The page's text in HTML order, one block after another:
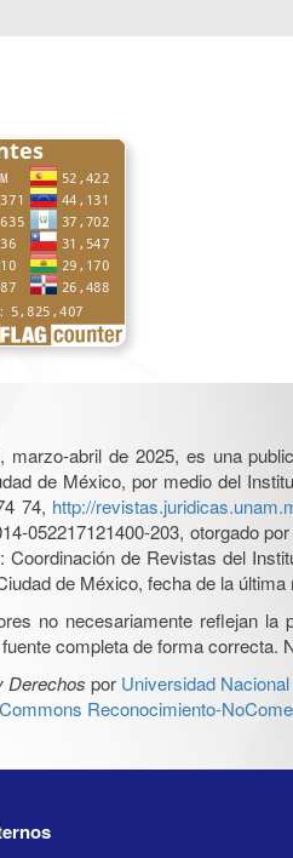
abril de 2025, es una
de México, por medio del
74, http://
052217121400-203, otorgado
Coordinación de Revistas del
de México, fecha de la
no necesariamente reflejan
completa de forma
Derechos por Universidad
Reconocimiento-